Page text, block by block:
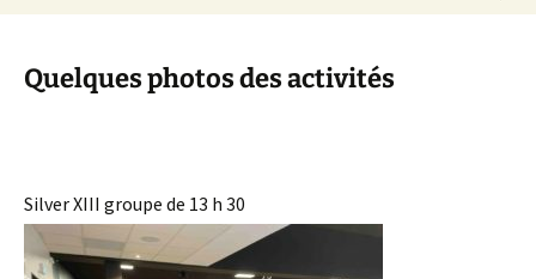
Quelques photos des activités
Silver XIII groupe de 13 h 30